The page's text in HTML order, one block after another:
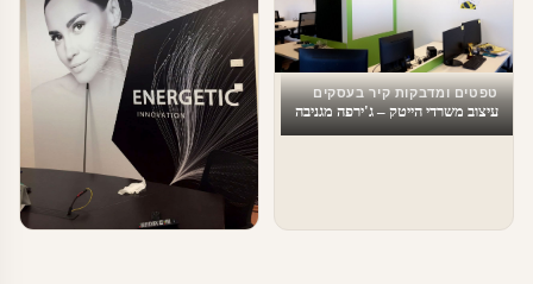
טפטים ומדבקות קיר בעסקים
עיצוב משרדי הייטק – ג'ירפה מגניבה